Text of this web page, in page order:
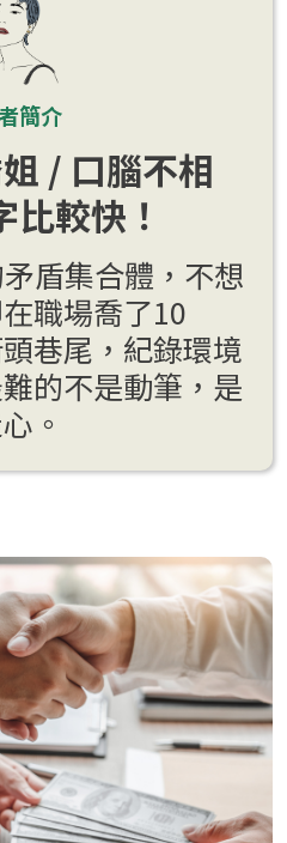
簡介
/ 口腦不相
較快！
盾集合體，不想
職場喬了10
巷尾，紀錄環境
的不是動筆，是
。